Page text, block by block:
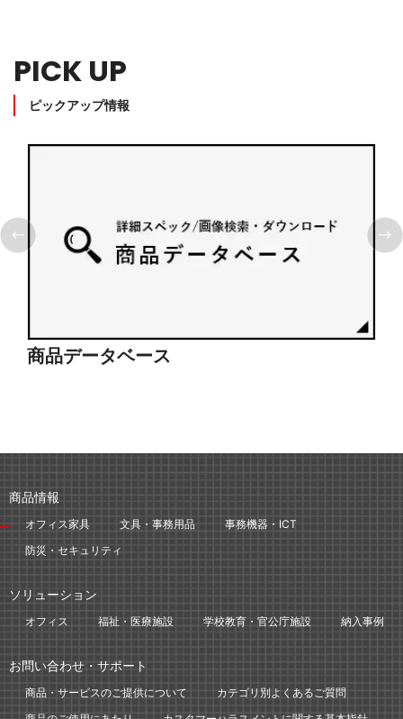
PICK UP
ピックアップ情報
商品データベース
商品情報
オフィス家具 文具・事務用品
事務機器・ICT
防災・セキュリティ
ソリューション
オフィス 福祉・医療施設 学校教育・官公庁施設 納入事例
お問い合わせ・サポート
商品・サービスのご提供について
カテゴリ別よくあるご質問